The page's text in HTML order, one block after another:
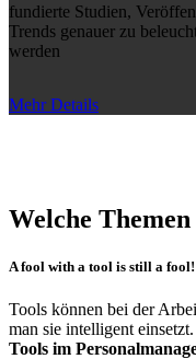
fundierte Studien,
Trends genauer zu
werden
Mehr Details
Welche
A fool with a tool is still a fool!
Tools können bei der
man sie intelligent
Tools im